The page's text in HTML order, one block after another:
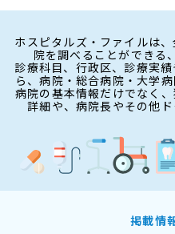
ホスピタルズ・ファイルは
院を調べることができる
診療科目、行政区、診療実
ら、病院・総合病院・大学
病院の基本情報だけでなく
詳細や、病院長やその他
掲載情